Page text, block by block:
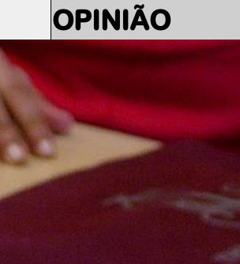
OPINIÃO